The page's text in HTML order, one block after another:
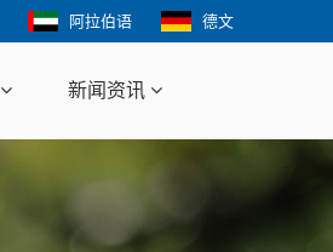
阿拉伯语 德文
新闻资讯